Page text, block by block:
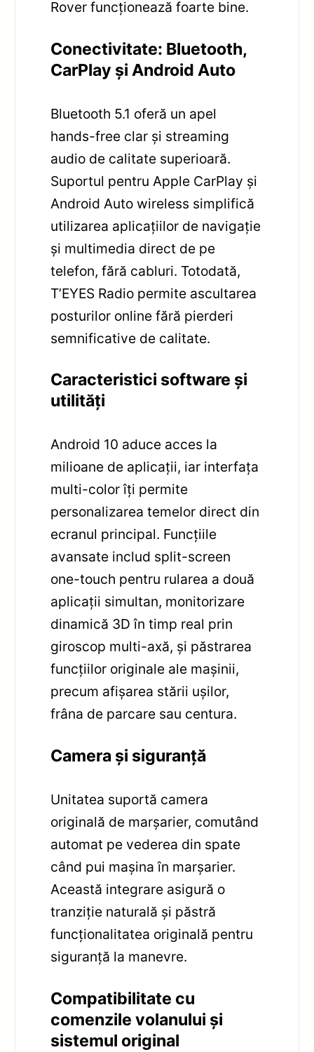
Rover funcționează foarte bine.
Conectivitate: Bluetooth,
CarPlay și Android Auto
Bluetooth 5.1 oferă un apel
hands-free clar și streaming
audio de calitate superioară.
Suportul pentru Apple CarPlay și
Android Auto wireless simplifică
utilizarea aplicațiilor de navigație
și multimedia direct de pe
telefon, fără cabluri. Totodată,
T’EYES Radio permite ascultarea
posturilor online fără pierderi
semnificative de calitate.
Caracteristici software și
utilități
Android 10 aduce acces la
milioane de aplicații, iar interfața
multi-color îți permite
personalizarea temelor direct din
ecranul principal. Funcțiile
avansate includ split-screen
one-touch pentru rularea a două
aplicații simultan, monitorizare
dinamică 3D în timp real prin
giroscop multi-axă, și păstrarea
funcțiilor originale ale mașinii,
precum afișarea stării ușilor,
frâna de parcare sau centura.
Camera și siguranță
Unitatea suportă camera
originală de marșarier, comutând
automat pe vederea din spate
când pui mașina în marșarier.
Această integrare asigură o
tranziție naturală și păstră
funcționalitatea originală pentru
siguranță la manevre.
Compatibilitate cu
comenzile volanului și
sistemul original